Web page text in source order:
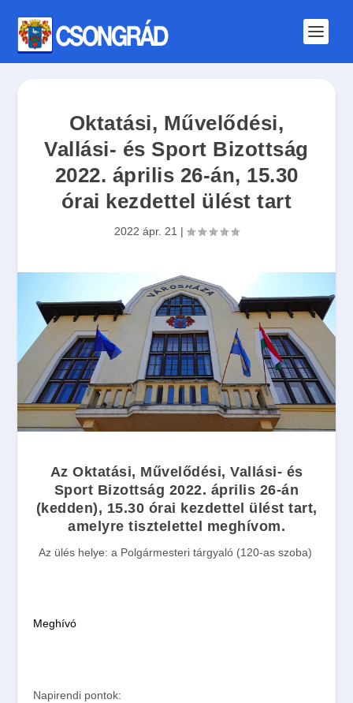
Oktatási, Művelődési,
Vallási- és Sport Bizottság
2022. április 26-án, 15.30
órai kezdettel ülést tart
2022 ápr. 21 |
Az Oktatási, Művelődési, Vallási- és
Sport Bizottság 2022. április 26-án
(kedden), 15.30 órai kezdettel ülést tart,
amelyre tisztelettel meghívom.
Az ülés helye: a Polgármesteri tárgyaló (120-as szoba)
Meghívó
Napirendi pontok: